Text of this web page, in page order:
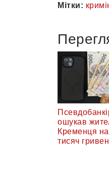
Мітки:
ошукав
Кременця
тисяч